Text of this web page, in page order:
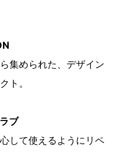
集められた、デザイン
ト。
ブ
して使えるようにリペ